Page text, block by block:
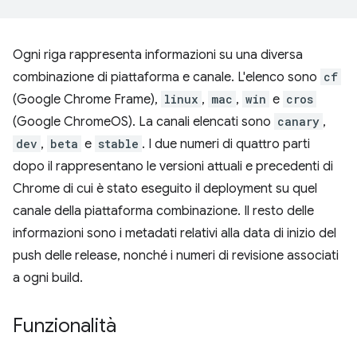
Ogni riga rappresenta informazioni su una diversa
combinazione di piattaforma e canale. L'elenco sono cf
(Google Chrome Frame), linux , mac , win e cros
(Google ChromeOS). La canali elencati sono canary ,
dev , beta e stable . I due numeri di quattro parti
dopo il rappresentano le versioni attuali e precedenti di
Chrome di cui è stato eseguito il deployment su quel
canale della piattaforma combinazione. Il resto delle
informazioni sono i metadati relativi alla data di inizio del
push delle release, nonché i numeri di revisione associati
a ogni build.
Funzionalità